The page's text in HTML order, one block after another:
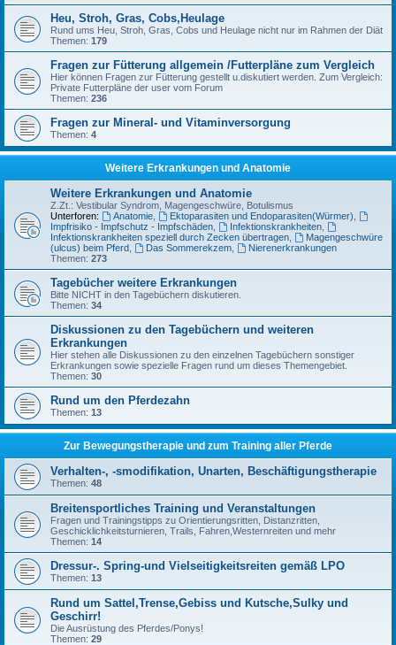
Heu, Stroh, Gras, Cobs,Heulage
Rund ums Heu, Stroh, Gras, Cobs und Heulage nicht nur im Rahmen der Diät
Themen: 179
Fragen zur Fütterung allgemein /Futterpläne zum Vergleich
Hier können Fragen zur Fütterung gestellt u.diskutiert werden. Zum Vergleich:
Private Futterpläne der user vom Forum
Themen: 236
Fragen zur Mineral- und Vitaminversorgung
Themen: 4
Weitere Erkrankungen und Anatomie
Weitere Erkrankungen und Anatomie
Z.Zt.: Vestibular Syndrom, Magengeschwüre, Botulismus
Unterforen:
Anatomie, Ektoparasiten und Endoparasiten(Würmer)
Impfrisiko - Impfschutz - Impfschäden
Infektionskrankheiten,
Infektionskrankheiten speziell durch Zecken übertragen
Magengeschwüre
(ulcus) beim Pferd
Das Sommerekzem,
Nierenerkrankungen
Themen: 273
Tagebücher weitere Erkrankungen
Bitte NICHT in den Tagebüchern diskutieren.
Themen: 34
Diskussionen zu den Tagebüchern und weiteren
Erkrankungen
Hier stehen alle Diskussionen zu den einzelnen Tagebüchern sonstiger
Erkrankungen sowie spezielle Fragen rund um dieses Themengebiet.
Themen: 30
Rund um den Pferdezahn
Themen: 13
Zur Bewegungstherapie und zum Training aller Pferde
Verhalten-, -smodifikation, Unarten, Beschäftigungstherapie
Themen: 48
Breitensportliches Training und Veranstaltungen
Fragen und Trainingstipps zu Orientierungsritten, Distanzritten,
Geschicklichkeitsturnieren, Trails, Fahren,Westernreiten und mehr
Themen: 14
Dressur-. Spring-und Vielseitigkeitsreiten gemäß LPO
Themen: 13
Rund um Sattel,Trense,Gebiss und Kutsche,Sulky und
Geschirr!
Die Ausrüstung des Pferdes/Ponys!
Themen: 29